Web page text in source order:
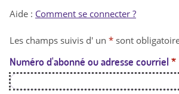
t
a
Aide : Comment se connecter ?
Les champs suivis d' un * sont
Numéro d'abonné ou adresse courriel *